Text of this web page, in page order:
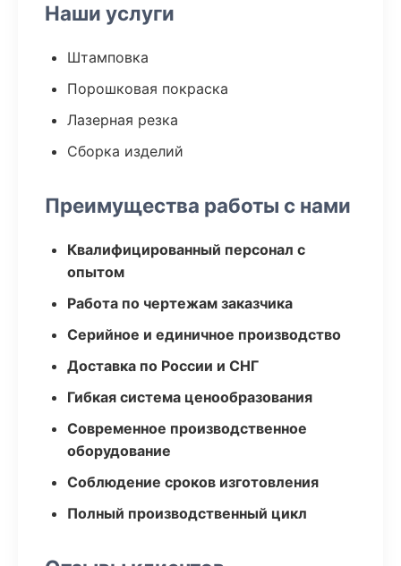
Наши услуги
Штамповка
Порошковая покраска
Лазерная резка
Сборка изделий
Преимущества работы с нами
Квалифицированный персонал с
опытом
Работа по чертежам заказчика
Серийное и единичное производство
Доставка по России и СНГ
Гибкая система ценообразования
Современное производственное
оборудование
Соблюдение сроков изготовления
Полный производственный цикл